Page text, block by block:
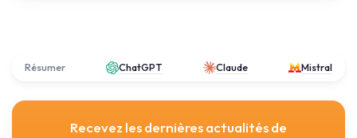
Résumer ChatGPT Claude Mistral
Recevez les dernières actualités de